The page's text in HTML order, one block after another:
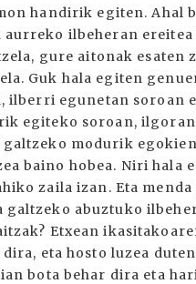
handirik egiten. Ahal
ilbeheran ereitea
gure aitonak esaten
Guk hala egiten
ilberri egunetan soroan
egiteko soroan,
galtzeko modurik
baino hobea. Niri hala
zaila izan. Eta
galtzeko abuztuko
Etxean
eta hosto luzea
bota behar dira eta